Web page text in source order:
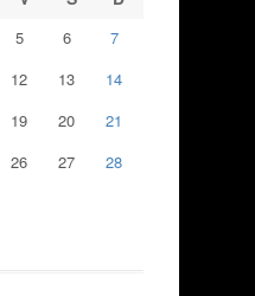
5 6
7
12 13
14
19 20
21
26 27
28